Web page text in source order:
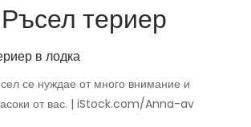
териер
се нуждае от много внимание и
от вас. | iStock.com/Anna-av